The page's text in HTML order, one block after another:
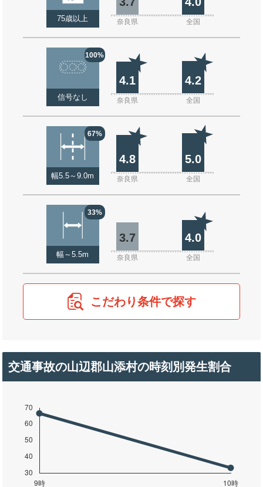
75歳以上 奈良県 全国
100%
信号なし
4.1 4.2
奈良県 全国
67%
幅5.5～9.0m
4.8 5.0
奈良県 全国
33%
幅～5.5m
3.7 4.0
奈良県 全国
こだわり条件で探す
交通事故の山辺郡山添村の時刻別発生割合